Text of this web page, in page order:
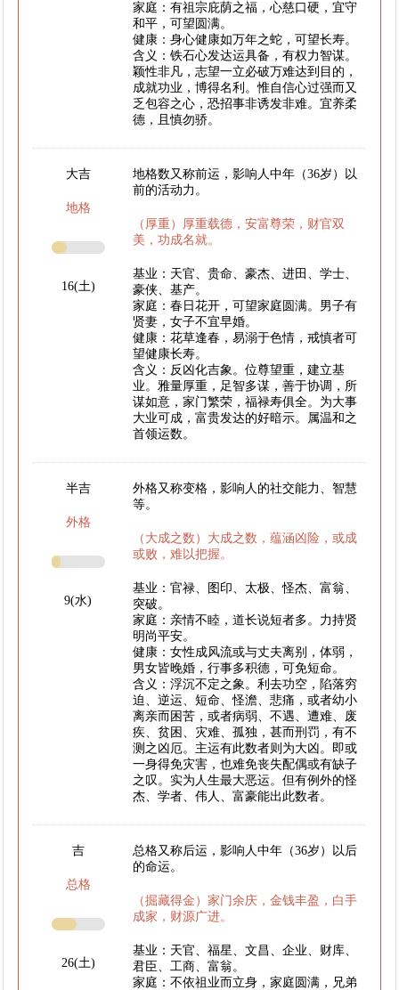
家庭：有祖宗庇荫之福，心慈口硬，宜守
和平，可望圆满。
健康：身心健康如万年之蛇，可望长寿。
含义：铁石心发达运具备，有权力智谋。
颖性非凡，志望一立必破万难达到目的，
成就功业，博得名利。惟自信心过强而又
乏包容之心，恐招事非诱发非难。宜养柔
德，且慎勿骄。
大吉
地格
16(土)
地格数又称前运，影响人中年（36岁）以
前的活动力。
（厚重）厚重载德，安富尊荣，财官双
美，功成名就。
基业：天官、贵命、豪杰、进田、学士、
豪侠、基产。
家庭：春日花开，可望家庭圆满。男子有
贤妻，女子不宜早婚。
健康：花草逢春，易溺于色情，戒慎者可
望健康长寿。
含义：反凶化吉象。位尊望重，建立基
业。雅量厚重，足智多谋，善于协调，所
谋如意，家门繁荣，福禄寿俱全。为大事
大业可成，富贵发达的好暗示。属温和之
首领运数。
半吉
外格
9(水)
外格又称变格，影响人的社交能力、智慧
等。
（大成之数）大成之数，蕴涵凶险，或成
或败，难以把握。
基业：官禄、图印、太极、怪杰、富翁、
突破。
家庭：亲情不睦，道长说短者多。力持贤
明尚平安。
健康：女性成风流或与丈夫离别，体弱，
男女皆晚婚，行事多积德，可免短命。
含义：浮沉不定之象。利去功空，陷落穷
迫、逆运、短命、怪澹、悲痛，或者幼小
离亲而困苦，或者病弱、不遇、遭难、废
疾、贫困、灾难、孤独，甚而刑罚，有不
测之凶厄。主运有此数者则为大凶。即或
一身得免灾害，也难免丧失配偶或有缺子
之叹。实为人生最大恶运。但有例外的怪
杰、学者、伟人、富豪能出此数者。
吉
总格
26(土)
总格又称后运，影响人中年（36岁）以后
的命运。
（掘藏得金）家门余庆，金钱丰盈，白手
成家，财源广进。
基业：天官、福星、文昌、企业、财库、
君臣、工商、富翁。
家庭：不依祖业而立身，家庭圆满，兄弟